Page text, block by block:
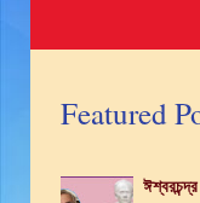
Featured